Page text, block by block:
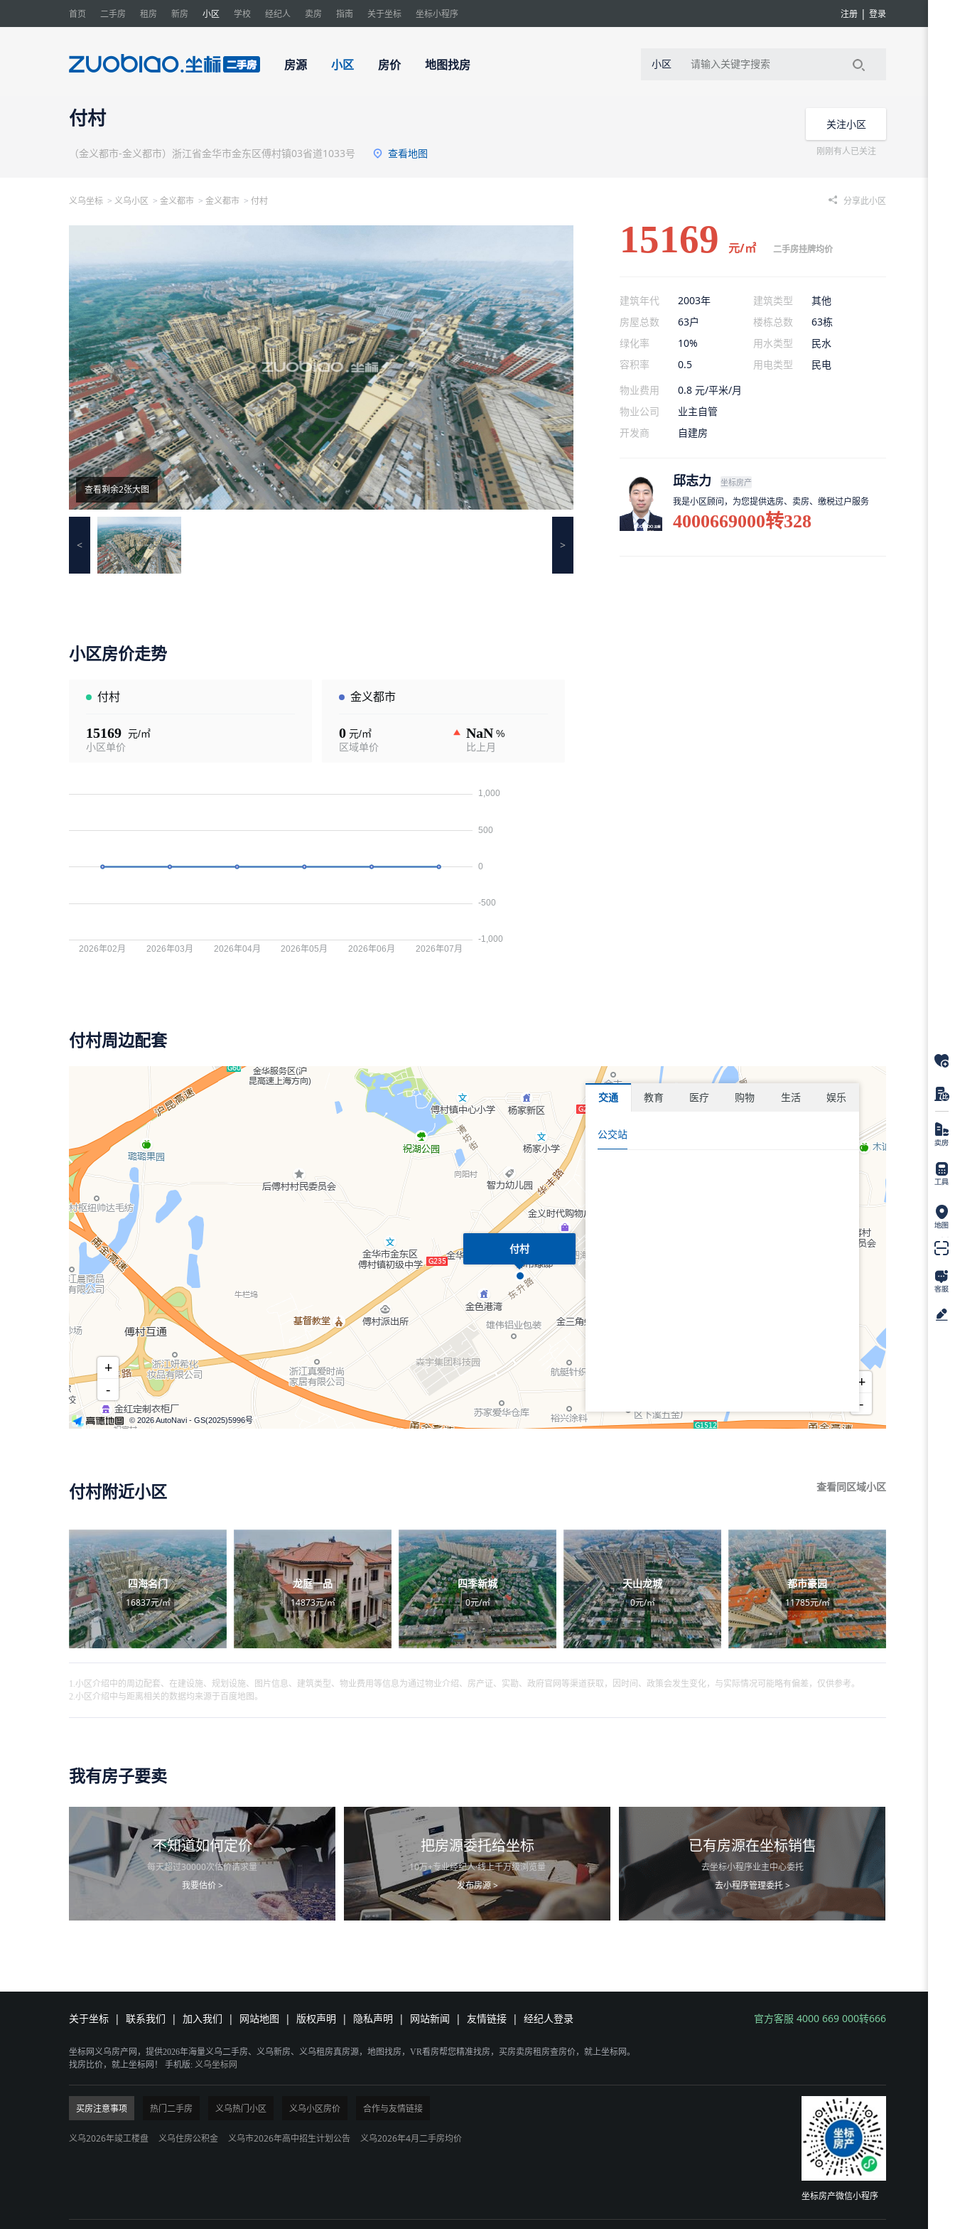
首页 二手房 租房 新房 小区 学校 经纪人 卖房 指南 关于坐标 坐标小程序 注册 | 登录
房源 小区 房价 地图找房 小区
付村
（金义都市-金义都市）浙江省金华市金东区傅村镇03省道1033号 查看地图
关注小区
刚刚有人已关注
义乌坐标 > 义乌小区 > 金义都市 > 金义都市 > 付村 分享此小区
查看剩余2张大图
< >
15169 元/㎡ 二手房挂牌均价
建筑年代
2003年
房屋总数
63户
绿化率
10%
容积率
0.5
建筑类型
其他
楼栋总数
63栋
用水类型
民水
用电类型
民电
物业费用
0.8 元/平米/月
物业公司
业主自管
开发商
自建房
邱志力 坐标房产
我是小区顾问，为您提供选房、卖房、缴税过户服务
4000669000转328
小区房价走势
付村
15169 元/㎡
小区单价
金义都市
0 元/㎡
区域单价
NaN %
比上月
付村周边配套
付村
+
-
+
-
© 2026 AutoNavi - GS(2025)5996号
交通 教育 医疗 购物 生活 娱乐
公交站
付村附近小区 查看同区域小区
四海名门
16837元/㎡
龙庭一品
14873元/㎡
四季新城
0元/㎡
天山龙城
0元/㎡
都市豪园
11785元/㎡
1.小区介绍中的周边配套、在建设施、规划设施、图片信息、建筑类型、物业费用等信息为通过物业介绍、房产证、实勘、政府官网等渠道获取，因时间、政策会发生变化，与实际情况可能略有偏差，仅供参考。
2.小区介绍中与距离相关的数据均来源于百度地图。
我有房子要卖
不知道如何定价
每天超过30000次估价请求量
我要估价 >
把房源委托给坐标
10万+专业经纪人·线上千万级浏览量
发布房源 >
已有房源在坐标销售
去坐标小程序业主中心委托
去小程序管理委托 >
关于坐标 | 联系我们 | 加入我们 | 网站地图 | 版权声明 | 隐私声明 | 网站新闻 | 友情链接 | 经纪人登录 官方客服 4000 669 000转666
坐标网义乌房产网，提供2026年海量义乌二手房、义乌新房、义乌租房真房源，地图找房，VR看房帮您精准找房，买房卖房租房查房价，就上坐标网。
找房比价，就上坐标网！ 手机版: 义乌坐标网
买房注意事项 热门二手房 义乌热门小区 义乌小区房价 合作与友情链接
义乌2026年竣工楼盘 义乌住房公积金 义乌市2026年高中招生计划公告 义乌2026年4月二手房均价
坐标房产微信小程序